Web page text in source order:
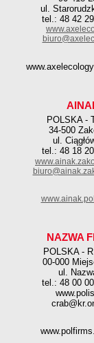
ul.
tel.: 48 42
POLSKA -
34-500
ul.
tel.: 48 18
NAZWA
POLSKA -
00-000
ul.
tel.: 48 00